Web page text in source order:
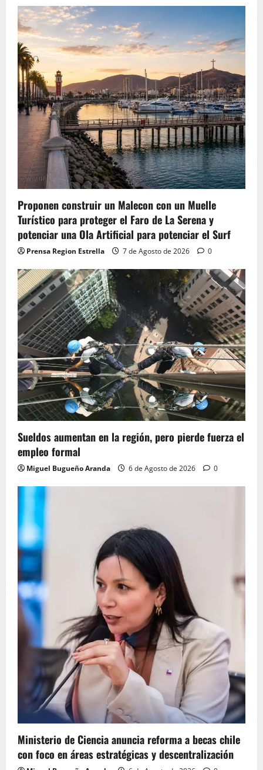
Proponen construir un Malecon con un Muelle
Turístico para proteger el Faro de La Serena y
potenciar una Ola Artificial para potenciar el Surf
Prensa Region Estrella 7 de Agosto de 2026 0
Sueldos aumentan en la región, pero pierde fuerza el
empleo formal
Miguel Bugueño Aranda 6 de Agosto de 2026 0
Ministerio de Ciencia anuncia reforma a becas chile
con foco en áreas estratégicas y descentralización